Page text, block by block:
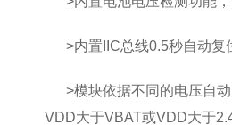
>内置IIC总线0.5秒自动复
>模块依据不同的电压自动
VDD大于VBAT或VDD大于